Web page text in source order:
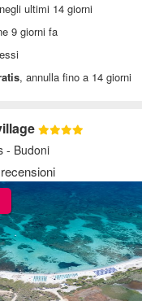
ultimi 14 giorni
9 giorni fa
, annulla fino a 14 giorni
- Budoni